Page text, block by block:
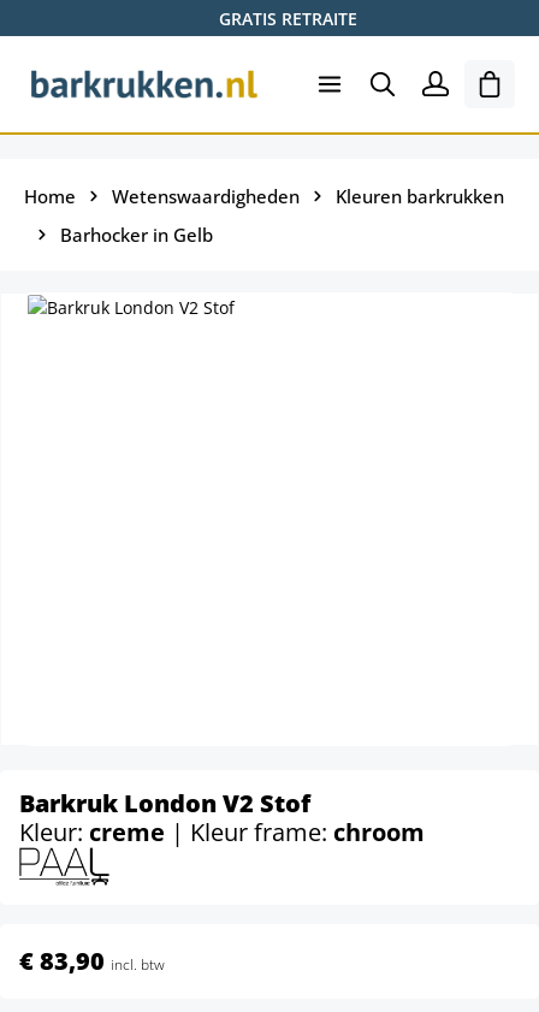
GRATIS RETRAITE
Home Wetenswaardigheden
Kleuren barkrukken
Barhocker in Gelb
Barkruk London V2 Stof
Kleur: creme | Kleur frame: chroom
€ 83,90 incl. btw